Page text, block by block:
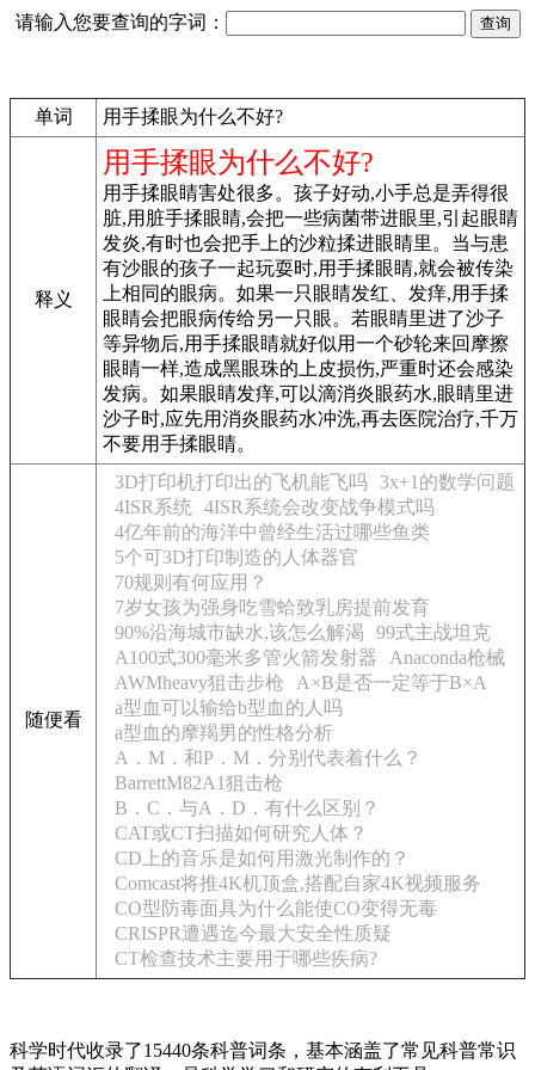
请输入您要查询的字词：
单词 用手揉眼为什么不好?
释义
用手揉眼为什么不好?
用手揉眼睛害处很多。孩子好动,小手总是弄得很
脏,用脏手揉眼睛,会把一些病菌带进眼里,引起眼睛
发炎,有时也会把手上的沙粒揉进眼睛里。当与患
有沙眼的孩子一起玩耍时,用手揉眼睛,就会被传染
上相同的眼病。如果一只眼睛发红、发痒,用手揉
眼睛会把眼病传给另一只眼。若眼睛里进了沙子
等异物后,用手揉眼睛就好似用一个砂轮来回摩擦
眼睛一样,造成黑眼珠的上皮损伤,严重时还会感染
发病。如果眼睛发痒,可以滴消炎眼药水,眼睛里进
沙子时,应先用消炎眼药水冲洗,再去医院治疗,千万
不要用手揉眼睛。
随便看
3D打印机打印出的飞机能飞吗
3x+1的数学问题
4ISR系统
4ISR系统会改变战争模式吗
4亿年前的海洋中曾经生活过哪些鱼类
5个可3D打印制造的人体器官
70规则有何应用？
7岁女孩为强身吃雪蛤致乳房提前发育
90%沿海城市缺水,该怎么解渴
99式主战坦克
A100式300毫米多管火箭发射器
Anaconda枪械
AWMheavy狙击步枪
A×B是否一定等于B×A
a型血可以输给b型血的人吗
a型血的摩羯男的性格分析
A．M．和P．M．分别代表着什么？
BarrettM82A1狙击枪
B．C．与A．D．有什么区别？
CAT或CT扫描如何研究人体？
CD上的音乐是如何用激光制作的？
Comcast将推4K机顶盒,搭配自家4K视频服务
CO型防毒面具为什么能使CO变得无毒
CRISPR遭遇迄今最大安全性质疑
CT检查技术主要用于哪些疾病?
科学时代收录了15440条科普词条，基本涵盖了常见科普常识